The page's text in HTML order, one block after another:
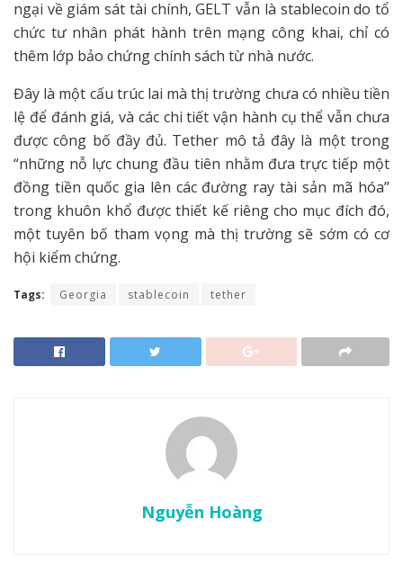
ngại về giám sát tài chính, GELT vẫn là stablecoin do tổ
chức tư nhân phát hành trên mạng công khai, chỉ có
thêm lớp bảo chứng chính sách từ nhà nước.
Đây là một cấu trúc lai mà thị trường chưa có nhiều tiền
lệ để đánh giá, và các chi tiết vận hành cụ thể vẫn chưa
được công bố đầy đủ. Tether mô tả đây là một trong
“những nỗ lực chung đầu tiên nhằm đưa trực tiếp một
đồng tiền quốc gia lên các đường ray tài sản mã hóa”
trong khuôn khổ được thiết kế riêng cho mục đích đó,
một tuyên bố tham vọng mà thị trường sẽ sớm có cơ
hội kiểm chứng.
Tags: Georgia stablecoin tether
Nguyễn Hoàng